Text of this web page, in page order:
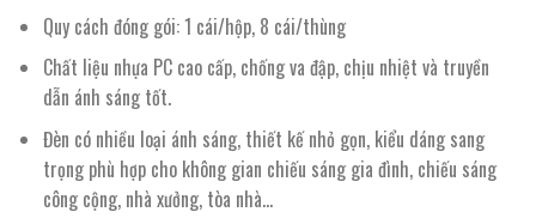
Quy cách đóng gói: 1 cái/hộp, 8 cái/thùng
Chất liệu nhựa PC cao cấp, chống va đập, chịu nhiệt và truyền
dẫn ánh sáng tốt.
Đèn có nhiều loại ánh sáng, thiết kế nhỏ gọn, kiểu dáng sang
trọng phù hợp cho không gian chiếu sáng gia đình, chiếu sáng
công cộng, nhà xưởng, tòa nhà…